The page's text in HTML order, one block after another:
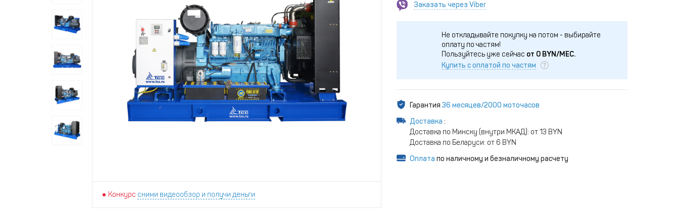
Конкурс сними видеообзор и получи деньги
Заказать через Viber
Не откладывайте покупку на потом - выбирайте
оплату по частям!
Пользуйтесь уже сейчас от 0BYN/МЕС.
Купить с оплатой по частям
Гарантия 36 месяцев/2000 моточасов
Доставка :
Доставка по Минску (внутри МКАД): от 13 BYN
Доставка по Беларуси: от 6 BYN
Оплата по наличному и безналичному расчету